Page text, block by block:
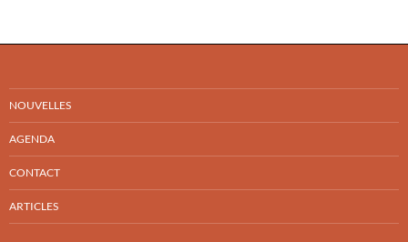
NOUVELLES
AGENDA
CONTACT
ARTICLES